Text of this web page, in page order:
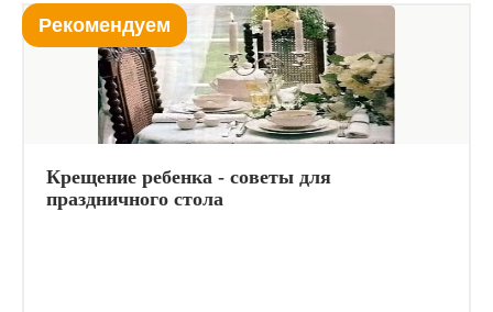
Рекомендуем
Крещение ребенка - советы для
праздничного стола